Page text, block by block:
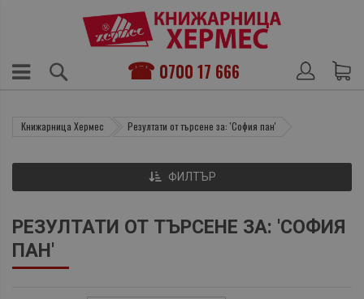
0700 17 666
Книжарница Хермес Резултати от търсене за: 'София пан'
РЕЗУЛТАТИ ОТ ТЪРСЕНЕ ЗА: 'СОФИЯ
ПАН'
ФИЛТЪР